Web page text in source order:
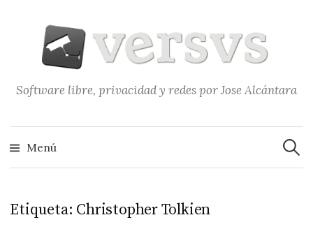
contenido
Software libre, privacidad y redes por Jose Alcántara
Menú
Etiqueta: Christopher Tolkien